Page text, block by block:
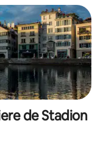
de Stadion